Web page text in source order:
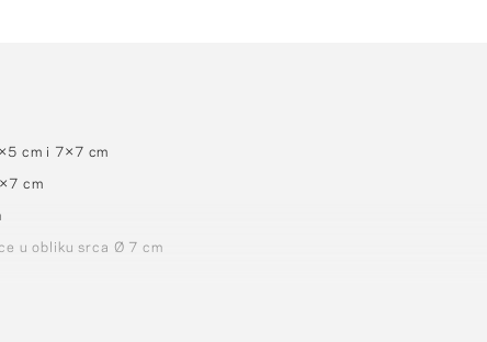
cm i 7×7 cm
cm
u obliku srca Ø 7 cm